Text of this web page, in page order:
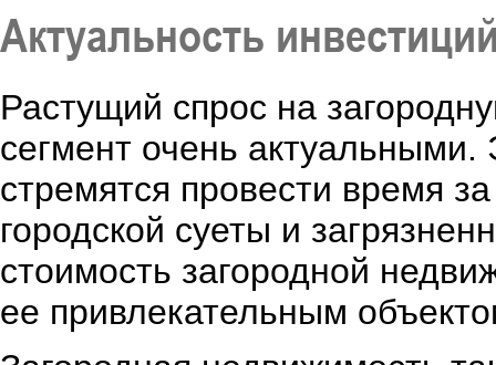
Актуальность
Растущий спрос на
сегмент очень
стремятся провести время
городской суеты и
стоимость загородной
ее привлекательным